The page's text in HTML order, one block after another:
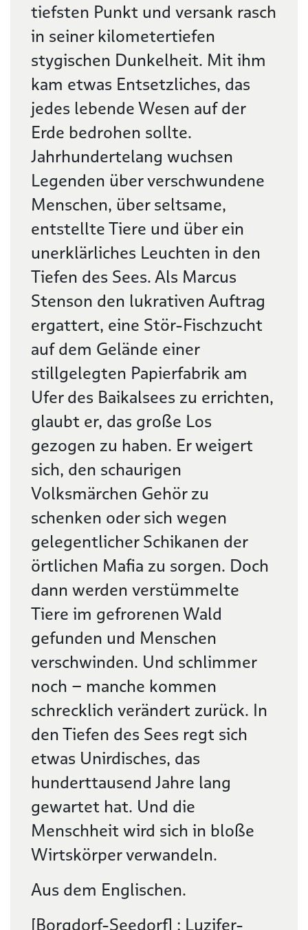
tiefsten Punkt und versank rasch
in seiner kilometertiefen
stygischen Dunkelheit. Mit ihm
kam etwas Entsetzliches, das
jedes lebende Wesen auf der
Erde bedrohen sollte.
Jahrhundertelang wuchsen
Legenden über verschwundene
Menschen, über seltsame,
entstellte Tiere und über ein
unerklärliches Leuchten in den
Tiefen des Sees. Als Marcus
Stenson den lukrativen Auftrag
ergattert, eine Stör-Fischzucht
auf dem Gelände einer
stillgelegten Papierfabrik am
Ufer des Baikalsees zu errichten,
glaubt er, das große Los
gezogen zu haben. Er weigert
sich, den schaurigen
Volksmärchen Gehör zu
schenken oder sich wegen
gelegentlicher Schikanen der
örtlichen Mafia zu sorgen. Doch
dann werden verstümmelte
Tiere im gefrorenen Wald
gefunden und Menschen
verschwinden. Und schlimmer
noch – manche kommen
schrecklich verändert zurück. In
den Tiefen des Sees regt sich
etwas Unirdisches, das
hunderttausend Jahre lang
gewartet hat. Und die
Menschheit wird sich in bloße
Wirtskörper verwandeln.
Aus dem Englischen.
[Borgdorf-Seedorf] : Luzifer-